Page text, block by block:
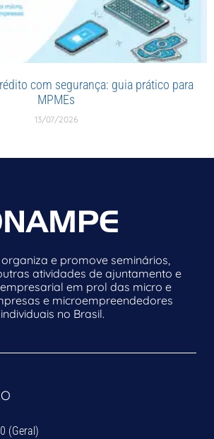
com segurança: guia prático para
MPMEs
13/07/2026
organiza e promove seminários,
atividades de ajuntamento e
em prol das micro e
e microempreendedores
individuais no Brasil.
(Geral)